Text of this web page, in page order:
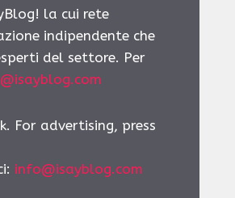
la cui rete
indipendente che
del settore. Per
For advertising, press
: info@isayblog.com